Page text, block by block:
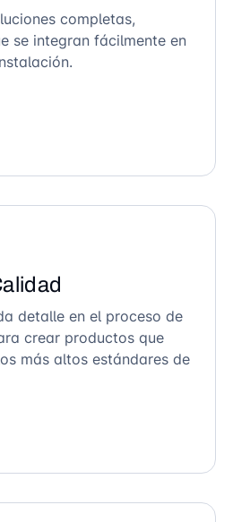
completas,
se integran fácilmente en
detalle en el proceso de
crear productos que
más altos estándares de